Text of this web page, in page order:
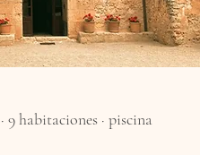
9 habitaciones · piscina